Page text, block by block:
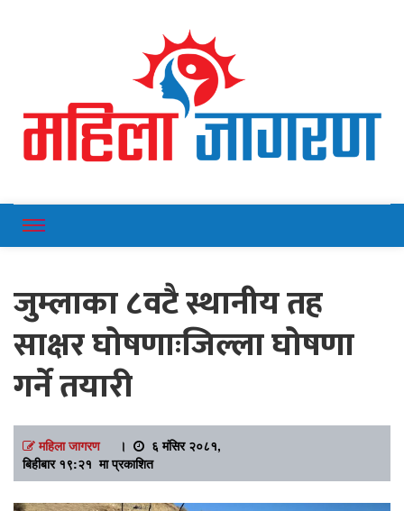
Mahilajagaran
जुम्लाका ८वटै स्थानीय तह
साक्षर घोषणाःजिल्ला घोषणा
गर्ने तयारी
महिला जागरण।
६ मंसिर २०८१,
बिहीबार १९:२१ मा प्रकाशित